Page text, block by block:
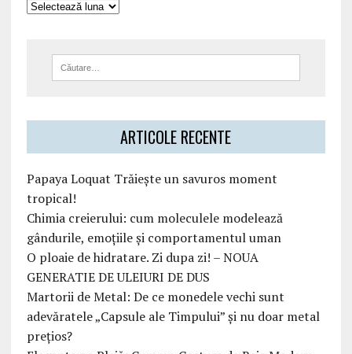
ARTICOLE RECENTE
Papaya Loquat Trăiește un savuros moment
tropical!
Chimia creierului: cum moleculele modelează
gândurile, emoțiile și comportamentul uman
O ploaie de hidratare. Zi dupa zi! – NOUA
GENERATIE DE ULEIURI DE DUS
Martorii de Metal: De ce monedele vechi sunt
adevăratele „Capsule ale Timpului” și nu doar metal
prețios?